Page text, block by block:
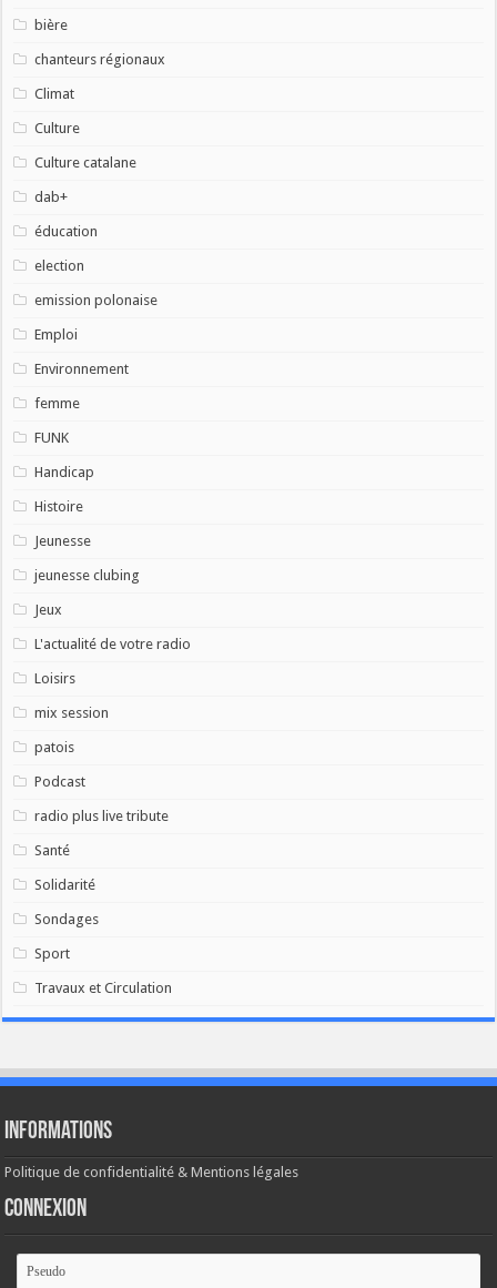
bière
chanteurs régionaux
Climat
Culture
Culture catalane
dab+
éducation
election
emission polonaise
Emploi
Environnement
femme
FUNK
Handicap
Histoire
Jeunesse
jeunesse clubing
Jeux
L'actualité de votre radio
Loisirs
mix session
patois
Podcast
radio plus live tribute
Santé
Solidarité
Sondages
Sport
Travaux et Circulation
Informations
Politique de confidentialité & Mentions légales
Connexion